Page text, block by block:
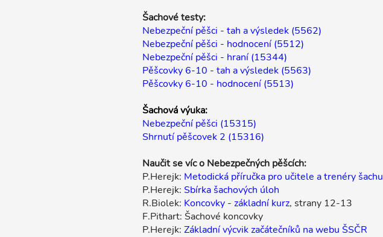
Šachové testy:
Nebezpeční pěšci - tah a výsledek (5562)
Nebezpeční pěšci - hodnocení (5512)
Nebezpeční pěšci - hraní (15344)
Pěšcovky 6-10 - tah a výsledek (5563)
Pěšcovky 6-10 - hodnocení (5513)
Šachová výuka:
Nebezpeční pěšci (15315)
Shrnutí pěšcovek 2 (15316)
Naučit se víc o Nebezpečných pěšcích:
P.Herejk: Metodická příručka pro učitele a trenéry šachu
P.Herejk: Sbírka šachových úloh
R.Biolek: Koncovky - základní kurz, strany 12-13
F.Pithart: Šachové koncovky
P.Herejk: Základní výcvik začátečníků na webu ŠSČR